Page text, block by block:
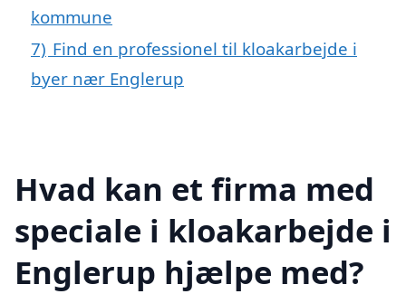
kommune
7) Find en professionel til kloakarbejde i
byer nær Englerup
Hvad kan et firma med
speciale i kloakarbejde i
Englerup hjælpe med?